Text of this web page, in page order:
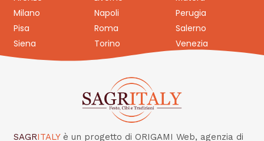
Milano
Napoli
Perugia
Pisa
Roma
Salerno
Siena
Torino Venezia
SAGRITALY è un progetto di ORIGAMI Web, agenzia di